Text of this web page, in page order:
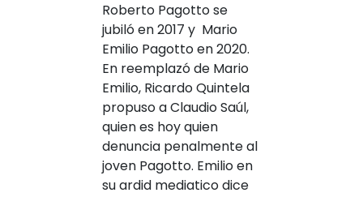
Roberto Pagotto se
jubiló en 2017 y Mario
Emilio Pagotto en 2020.
En reemplazó de Mario
Emilio, Ricardo Quintela
propuso a Claudio Saúl,
quien es hoy quien
denuncia penalmente al
joven Pagotto. Emilio en
su ardid mediatico dice